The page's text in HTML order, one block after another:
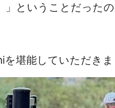
ということだったの
堪能していただきま